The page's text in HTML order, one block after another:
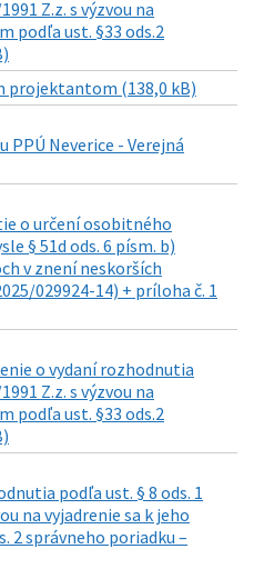
Z.z. s výzvou na
podľa ust. §33 ods.2
projektantom (138,0 kB)
Neverice - Verejná
o určení osobitného
§ 51d ods. 6 písm. b)
v znení neskorších
029924-14) + príloha č. 1
o vydaní rozhodnutia
Z.z. s výzvou na
podľa ust. §33 ods.2
podľa ust. § 8 ods. 1
na vyjadrenie sa k jeho
2 správneho poriadku –